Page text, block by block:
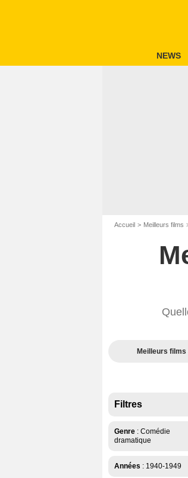
NEWS
Accueil Meilleurs films
Meilleurs
Filtres
Genre : Comédie
dramatique
Années : 1940-1949